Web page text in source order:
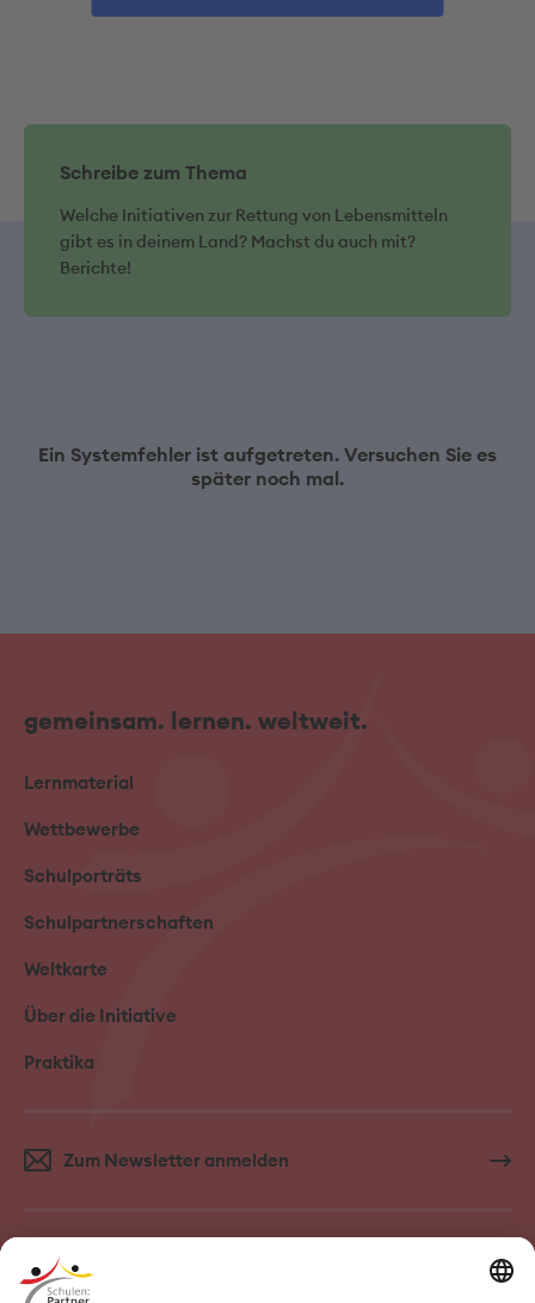
Schreibe zum Thema
Welche Initiativen zur Rettung von Lebensmitteln
gibt es in deinem Land? Machst du auch mit?
Berichte!
Ein Systemfehler ist aufgetreten. Versuchen Sie es
später noch mal.
gemeinsam. lernen. weltweit.
Lernmaterial
Wettbewerbe
Schulporträts
Schulpartnerschaften
Weltkarte
Über die Initiative
Praktika
Zum Newsletter anmelden